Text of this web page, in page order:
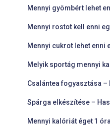
Mennyi gyömbért lehet
Mennyi rostot kell enni
Mennyi cukrot lehet enni
Melyik sportág mennyi
Csalántea fogyasztása
Spárga elkészítése –
Mennyi kalóriát éget 1